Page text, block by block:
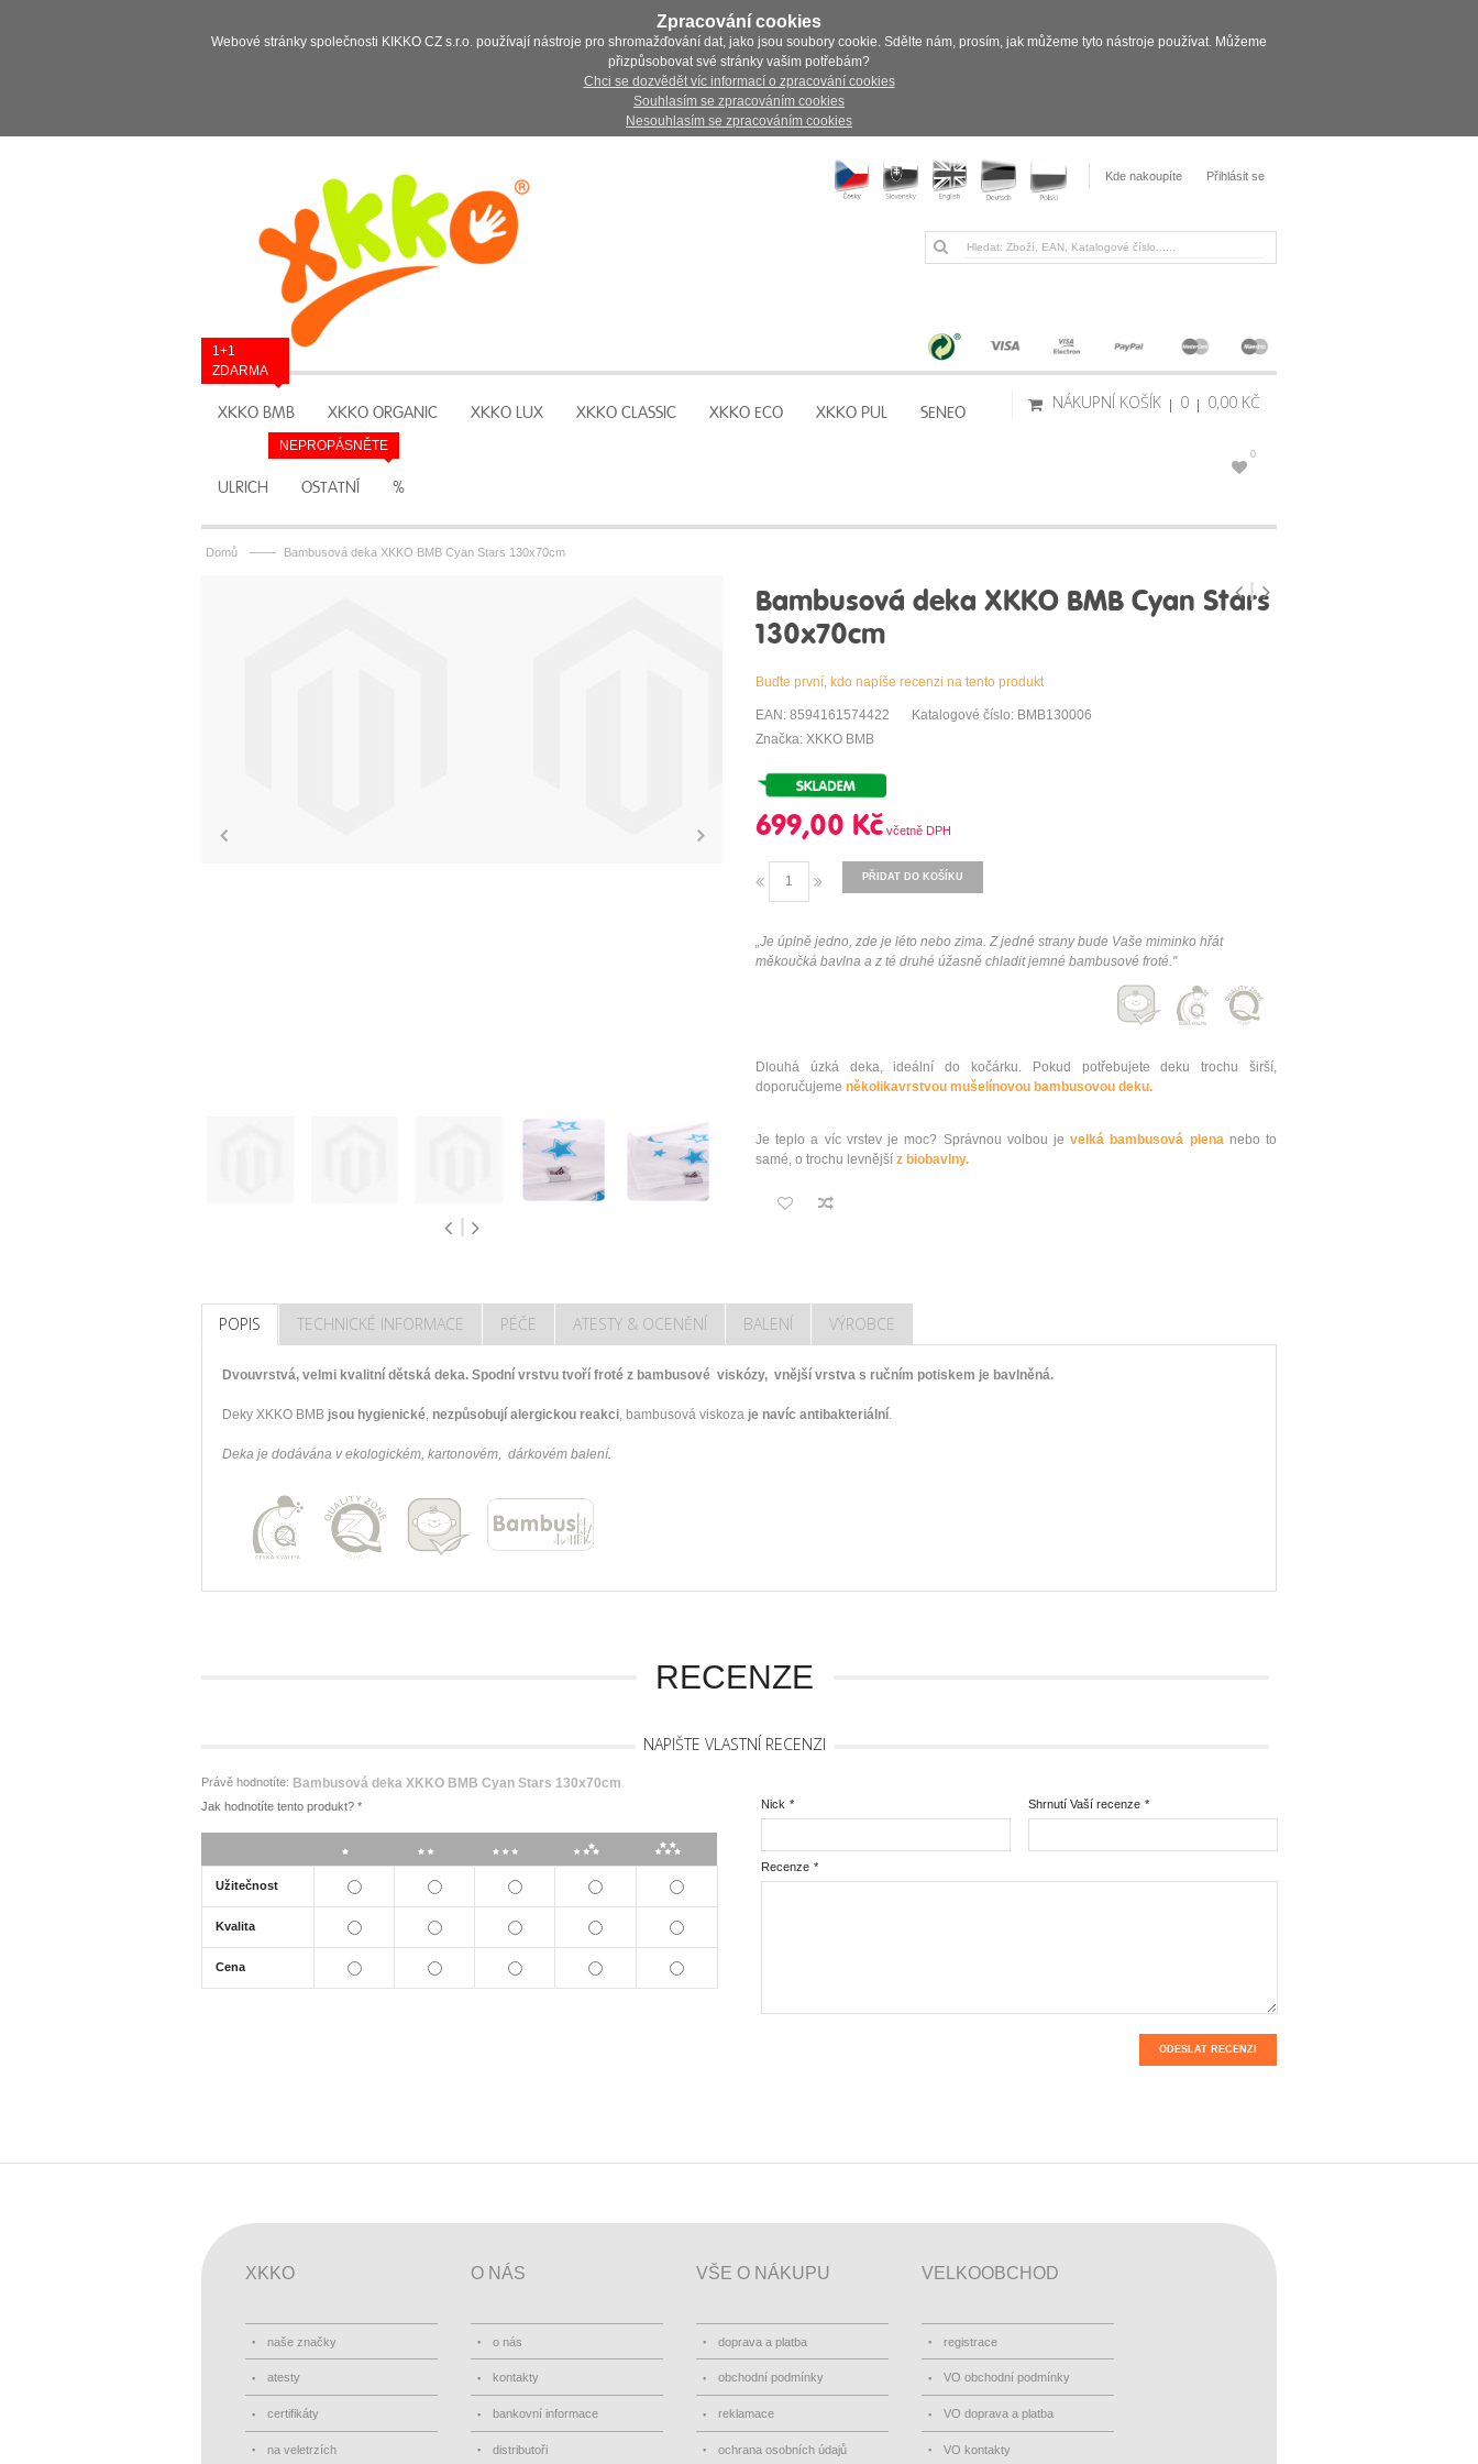
Zpracování cookies
Webové stránky společnosti KIKKO CZ s.r.o. používají nástroje pro shromažďování dat, jako jsou soubory cookie. Sdělte nám, prosím, jak můžeme tyto nástroje používat. Můžeme
přizpůsobovat své stránky vašim potřebám?
Chci se dozvědět víc informací o zpracování cookies
Souhlasím se zpracováním cookies
Nesouhlasím se zpracováním cookies
Kde nakoupíte Přihlásit se
XKKO BMB
1+1
ZDARMA
XKKO ORGANIC XKKO LUX XKKO CLASSIC XKKO ECO XKKO PUL SENEO
ULRICH OSTATNÍ %
NEPROPÁSNĚTE
NÁKUPNÍ KOŠÍK 0 0,00 KČ
0
Domů —— Bambusová deka XKKO BMB Cyan Stars 130x70cm
Bambusová deka XKKO BMB Cyan Stars
130x70cm
Buďte první, kdo napíše recenzi na tento produkt
EAN: 8594161574422
Katalogové číslo: BMB130006
Značka: XKKO BMB
699,00 Kč
PŘIDAT DO KOŠÍKU
„Je úplně jedno, zde je léto nebo zima. Z jedné strany bude Vaše miminko hřát
měkoučká bavlna a z té druhé úžasně chladit jemné bambusové froté."
Dlouhá úzká deka, ideální do kočárku. Pokud potřebujete deku trochu širší,
doporučujeme několikavrstvou mušelínovou bambusovou deku.
Je teplo a víc vrstev je moc? Správnou volbou jevelká bambusová plenanebo to
samé, o trochu levnější z biobavlny.
POPIS TECHNICKÉ INFORMACE PÉČE ATESTY & OCENĚNÍ BALENÍ VÝROBCE
Dvouvrstvá, velmi kvalitní dětská deka. Spodní vrstvu tvoří froté z bambusové viskózy, vnější vrstva s ručním potiskem je bavlněná.
Deky XKKO BMB jsou hygienické, nezpůsobují alergickou reakci, bambusová viskoza je navíc antibakteriální.
Deka je dodávána v ekologickém, kartonovém, dárkovém balení.
RECENZE
NAPIŠTE VLASTNÍ RECENZI
Právě hodnotíte: Bambusová deka XKKO BMB Cyan Stars 130x70cm
Jak hodnotíte tento produkt? *
Užitečnost
Kvalita
Cena
*
Nick *
Shrnutí Vaší recenze
*
Recenze
ODESLAT RECENZI
XKKO
naše značky
atesty
certifikáty
na veletrzích
O NÁS
o nás
kontakty
bankovní informace
distributoři
VŠE O NÁKUPU
doprava a platba
obchodní podmínky
reklamace
ochrana osobních údajů
VELKOOBCHOD
registrace
VO obchodní podmínky
VO doprava a platba
VO kontakty